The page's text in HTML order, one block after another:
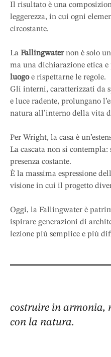
Il risultato è una
leggerezza, in cui ogni
circostante.
La Fallingwaternon è solo
ma una dichiarazione etica e
luogoe rispettarne le regole.
Gli interni, caratterizzati da
e luce radente, prolungano
natura all’interno della vita
Per Wright, la casa è
La cascata non si
presenza costante.
È la massima espressione
visione in cui il progetto
Oggi, la Fallingwater è
ispirare generazioni di
lezione più semplice e più
costruire in armonia,
con la natura.